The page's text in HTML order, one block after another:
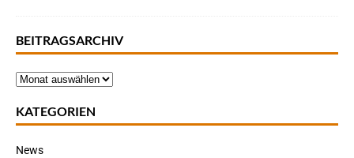
BEITRAGSARCHIV
KATEGORIEN
News